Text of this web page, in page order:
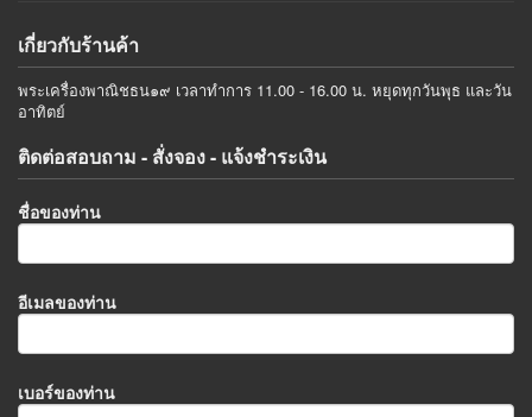
เกี่ยวกับร้านค้า
พระเครื่องพาณิชธน๑๙ เวลาทำการ 11.00 - 16.00 น. หยุดทุกวันพุธ และวัน
อาทิตย์
ติดต่อสอบถาม - สั่งจอง - แจ้งชำระเงิน
ชื่อของท่าน
อีเมลของท่าน
เบอร์ของท่าน